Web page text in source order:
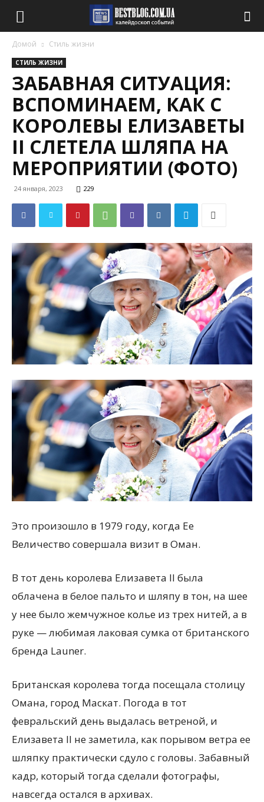
Домой Стиль жизни
СТИЛЬ ЖИЗНИ
ЗАБАВНАЯ СИТУАЦИЯ:
ВСПОМИНАЕМ, КАК С
КОРОЛЕВЫ ЕЛИЗАВЕТЫ
II СЛЕТЕЛА ШЛЯПА НА
МЕРОПРИЯТИИ (ФОТО)
24 января, 2023 229
Это произошло в 1979 году, когда Ее
Величество совершала визит в Оман.
В тот день королева Елизавета II была
облачена в белое пальто и шляпу в тон, на шее
у нее было жемчужное колье из трех нитей, а в
руке — любимая лаковая сумка от британского
бренда Launer.
Британская королева тогда посещала столицу
Омана, город Маскат. Погода в тот
февральский день выдалась ветреной, и
Елизавета II не заметила, как порывом ветра ее
шляпку практически сдуло с головы. Забавный
кадр, который тогда сделали фотографы,
навсегда остался в архивах.